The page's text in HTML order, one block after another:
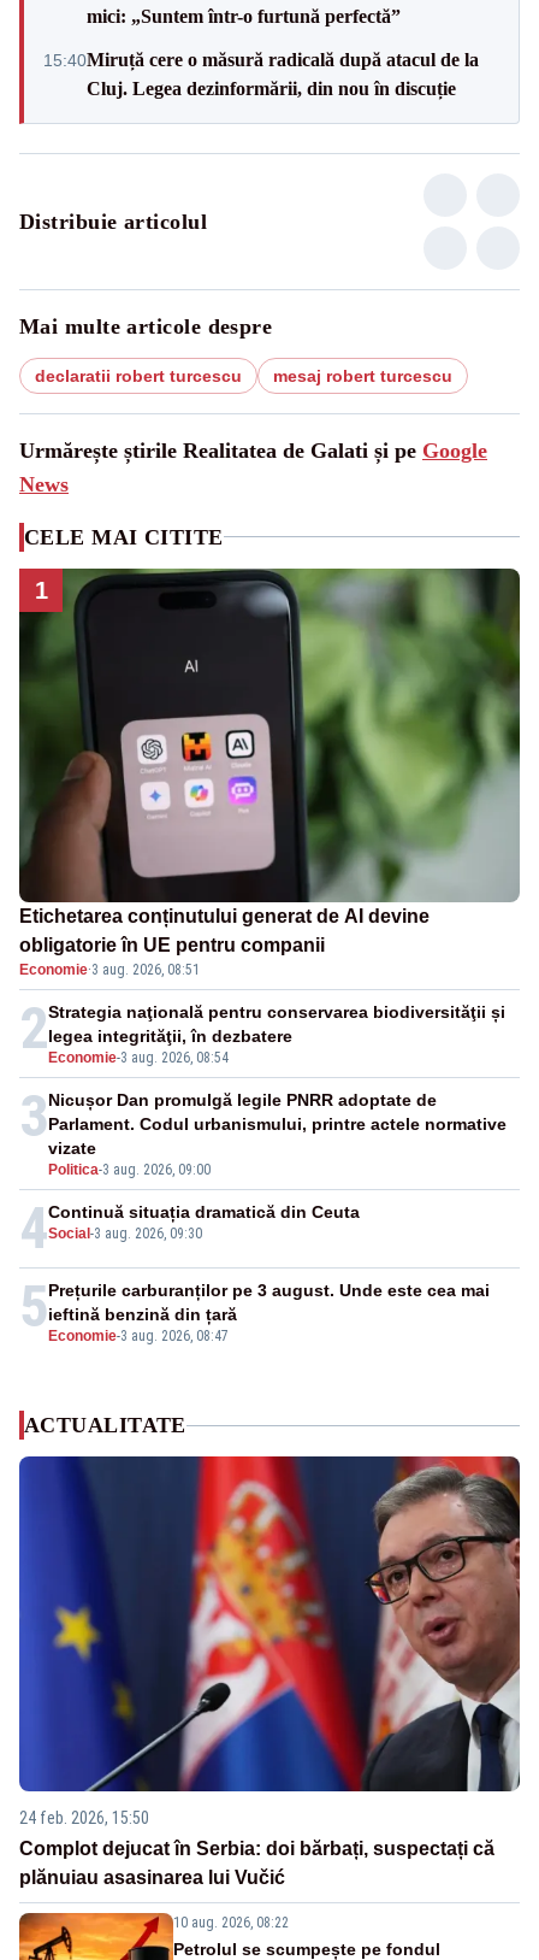
mici: „Suntem într-o furtună perfectă”
15:40Miruță cere o măsură radicală după atacul de la
Cluj. Legea dezinformării, din nou în discuție
Distribuie articolul
Mai multe articole despre
declaratii robert turcescu mesaj robert turcescu
Urmărește știrile Realitatea de Galati și pe Google
News
CELE MAI CITITE
1
Etichetarea conținutului generat de AI devine
obligatorie în UE pentru companii
Economie·3 aug. 2026, 08:51
2 Economie-3 aug. 2026, 08:54
Strategia naţională pentru conservarea biodiversităţii și
legea integrităţii, în dezbatere
3
Politica-3 aug. 2026, 09:00
Nicușor Dan promulgă legile PNRR adoptate de
Parlament. Codul urbanismului, printre actele normative
vizate
4Social -3 aug. 2026, 09:30
Continuă situația dramatică din Ceuta
5 Economie-3 aug. 2026, 08:47
Prețurile carburanților pe 3 august. Unde este cea mai
ieftină benzină din țară
ACTUALITATE
24 feb. 2026, 15:50
Complot dejucat în Serbia: doi bărbați, suspectați că
plănuiau asasinarea lui Vučić
10 aug. 2026, 08:22
Petrolul se scumpește pe fondul